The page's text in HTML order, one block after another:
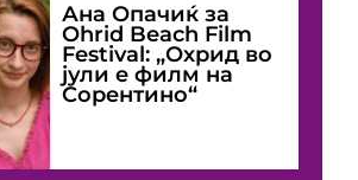
Ана Опачиќ за
Оhrid Beach Film
Festival: „Охрид во
јули е филм на
Сорентино“